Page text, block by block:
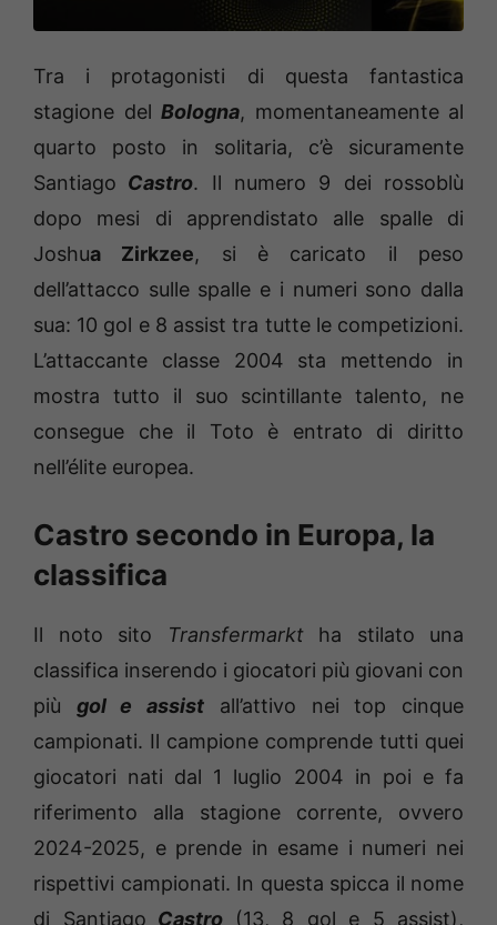
Tra i protagonisti di questa fantastica
stagione del Bologna, momentaneamente al
quarto posto in solitaria, c’è sicuramente
Santiago Castro. Il numero 9 dei rossoblù
dopo mesi di apprendistato alle spalle di
Joshua Zirkzee, si è caricato il peso
dell’attacco sulle spalle e i numeri sono dalla
sua: 10 gol e 8 assist tra tutte le competizioni.
L’attaccante classe 2004 sta mettendo in
mostra tutto il suo scintillante talento, ne
consegue che il Toto è entrato di diritto
nell’élite europea.
Castro secondo in Europa, la
classifica
Il noto sito Transfermarktha stilato una
classifica inserendo i giocatori più giovani con
più gol e assist all’attivo nei top cinque
campionati. Il campione comprende tutti quei
giocatori nati dal 1 luglio 2004 in poi e fa
riferimento alla stagione corrente, ovvero
2024-2025, e prende in esame i numeri nei
rispettivi campionati. In questa spicca il nome
di Santiago Castro (13, 8 gol e 5 assist),